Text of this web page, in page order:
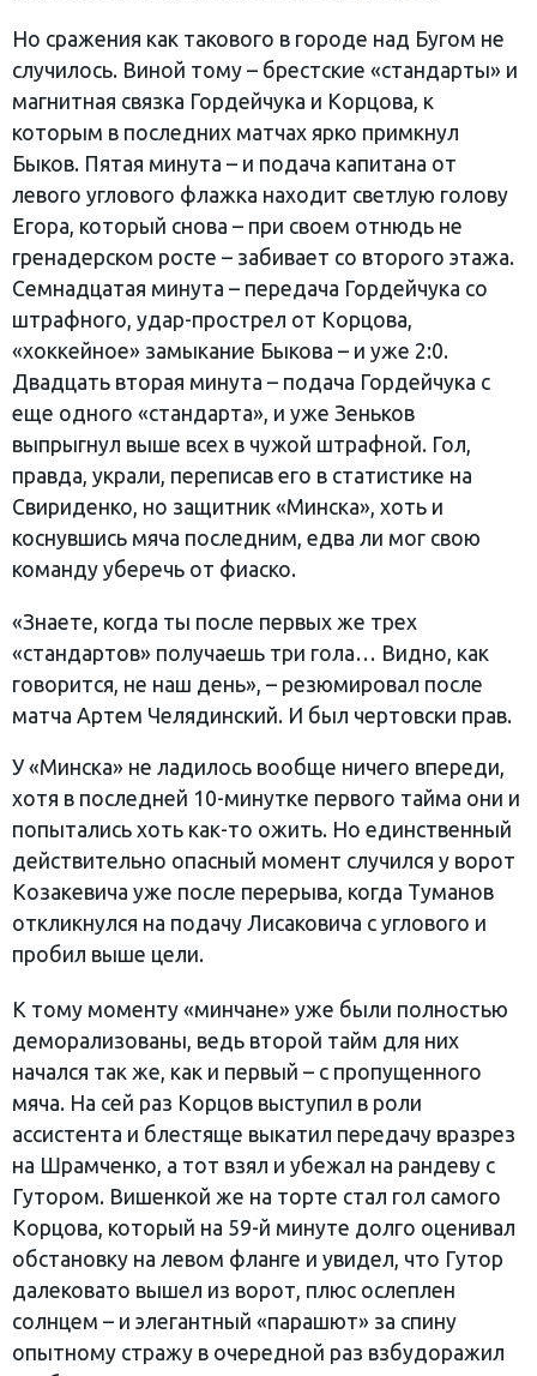
Но сражения как такового в городе над Бугом не
случилось. Виной тому – брестские «стандарты» и
магнитная связка Гордейчука и Корцова, к
которым в последних матчах ярко примкнул
Быков. Пятая минута – и подача капитана от
левого углового флажка находит светлую голову
Егора, который снова – при своем отнюдь не
гренадерском росте – забивает со второго этажа.
Семнадцатая минута – передача Гордейчука со
штрафного, удар-прострел от Корцова,
«хоккейное» замыкание Быкова – и уже 2:0.
Двадцать вторая минута – подача Гордейчука с
еще одного «стандарта», и уже Зеньков
выпрыгнул выше всех в чужой штрафной. Гол,
правда, украли, переписав его в статистике на
Свириденко, но защитник «Минска», хоть и
коснувшись мяча последним, едва ли мог свою
команду уберечь от фиаско.
«Знаете, когда ты после первых же трех
«стандартов» получаешь три гола… Видно, как
говорится, не наш день», – резюмировал после
матча Артем Челядинский. И был чертовски прав.
У «Минска» не ладилось вообще ничего впереди,
хотя в последней 10-минутке первого тайма они и
попытались хоть как-то ожить. Но единственный
действительно опасный момент случился у ворот
Козакевича уже после перерыва, когда Туманов
откликнулся на подачу Лисаковича с углового и
пробил выше цели.
К тому моменту «минчане» уже были полностью
деморализованы, ведь второй тайм для них
начался так же, как и первый – с пропущенного
мяча. На сей раз Корцов выступил в роли
ассистента и блестяще выкатил передачу вразрез
на Шрамченко, а тот взял и убежал на рандеву с
Гутором. Вишенкой же на торте стал гол самого
Корцова, который на 59-й минуте долго оценивал
обстановку на левом фланге и увидел, что Гутор
далековато вышел из ворот, плюс ослеплен
солнцем – и элегантный «парашют» за спину
опытному стражу в очередной раз взбудоражил